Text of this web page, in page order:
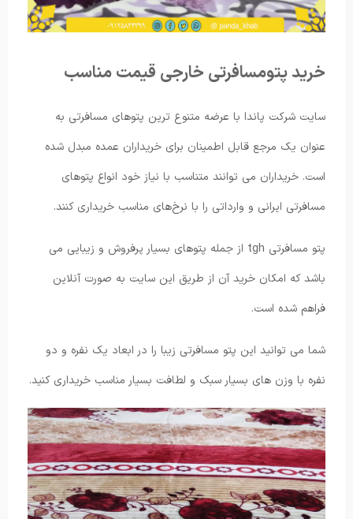
خرید پتومسافرتی خارجی قیمت مناسب
سایت شرکت پاندا با عرضه متنوع ترین پتوهای مسافرتی به
عنوان یک مرجع قابل اطمینان برای خریداران عمده مبدل شده
است. خریداران می توانند متناسب با نیاز خود انواع پتوهای
مسافرتی ایرانی و وارداتی را با نرخ‌های مناسب خریداری کنند.
پتو مسافرتی tgh از جمله پتوهای بسیار پرفروش و زیبایی می
باشد که امکان خرید آن از طریق این سایت به صورت آنلاین
فراهم شده است.
شما می توانید این پتو مسافرتی زیبا را در ابعاد یک نفره و دو
نفره با وزن های بسیار سبک و لطافت بسیار مناسب خریداری کنید.